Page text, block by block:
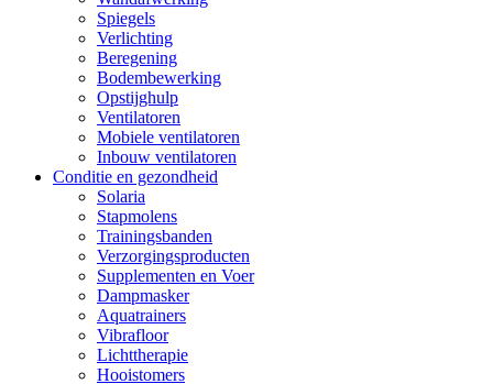
Spiegels
Verlichting
Beregening
Bodembewerking
Opstijghulp
Ventilatoren
Mobiele ventilatoren
Inbouw ventilatoren
Conditie en gezondheid
Solaria
Stapmolens
Trainingsbanden
Verzorgingsproducten
Supplementen en Voer
Dampmasker
Aquatrainers
Vibrafloor
Lichttherapie
Hooistomers